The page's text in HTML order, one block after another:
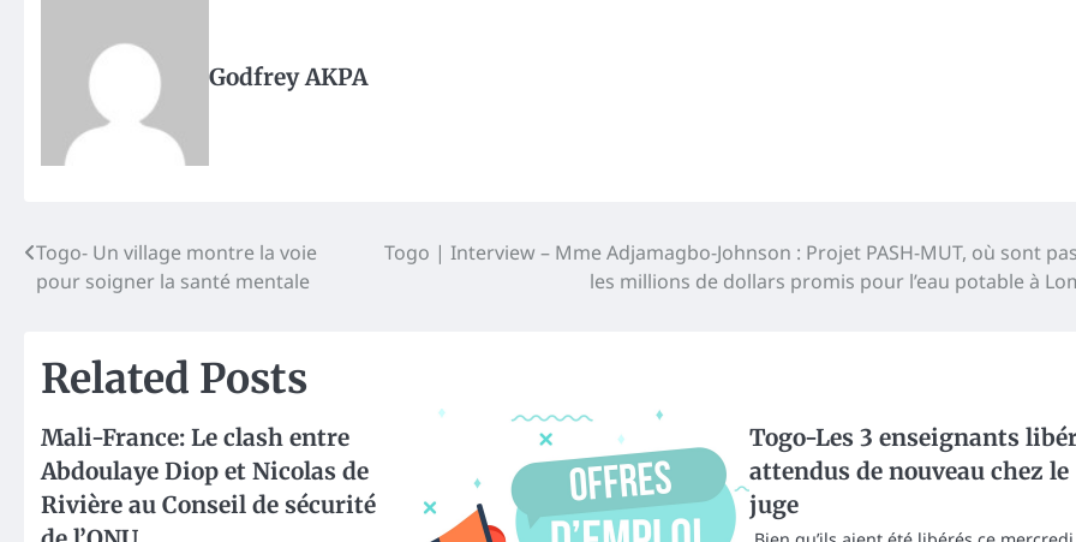
Godfrey AKPA
Post
navigation
Togo- Un village montre la voie
pour soigner la santé mentale
Togo | Interview – Mme Adjamagbo-Johnson : Projet PASH-MUT, où sont
les millions de dollars promis pour l’eau potable à
Related Posts
Mali-France: Le clash entre
Abdoulaye Diop et Nicolas de
Rivière au Conseil de sécurité
Togo-Les 3 enseignants
attendus de nouveau chez le
juge